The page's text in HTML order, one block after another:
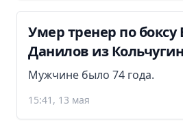
Умер тренер по
Данилов из
Мужчине было 74 года.
15:41, 13 мая